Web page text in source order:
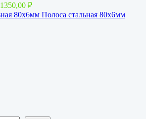
1350,00 ₽
Полоса стальная 80х6мм